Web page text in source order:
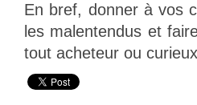
En bref, donner à vos
les malentendus et
tout acheteur ou curieux